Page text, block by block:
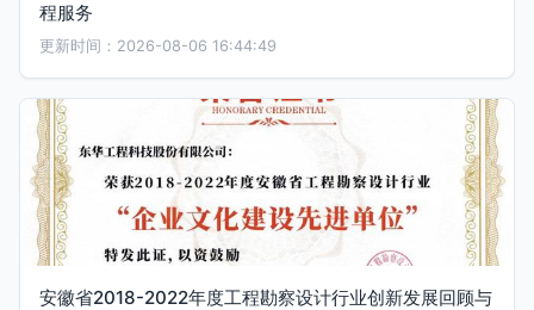
程服务
更新时间：2026-08-06 16:44:49
安徽省2018-2022年度工程勘察设计行业创新发展回顾与